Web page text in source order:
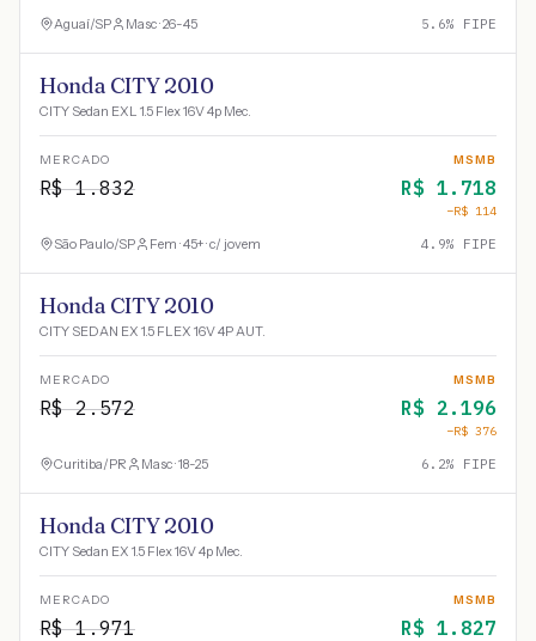
Aguaí/SP Masc · 26-45 5.6% FIPE
Honda CITY 2010
CITY Sedan EXL 1.5 Flex 16V 4p Mec.
MERCADO
R$1.832
MSMB
R$ 1.718
−R$ 114
São Paulo/SP Fem · 45+ · c/ jovem 4.9% FIPE
Honda CITY 2010
CITY SEDAN EX 1.5 FLEX 16V 4P AUT.
MERCADO
R$2.572
MSMB
R$ 2.196
−R$ 376
Curitiba/PR Masc · 18-25 6.2% FIPE
Honda CITY 2010
CITY Sedan EX 1.5 Flex 16V 4p Mec.
MERCADO
R$1.971
MSMB
R$ 1.827